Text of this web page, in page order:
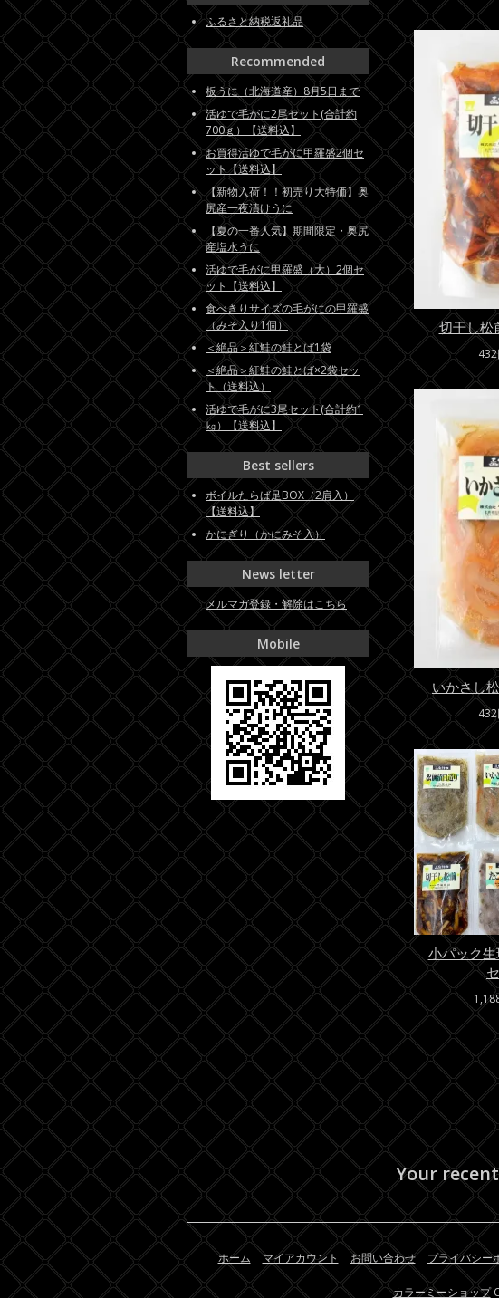
切干し松
いかさし
小パック
Your
ふるさと納税返礼品
Recommended
板うに（北海道産）8月5日まで
活ゆで毛がに2尾セット(合計約
700ｇ）【送料込】
お買得活ゆで毛がに甲羅盛2個セ
ット【送料込】
【新物入荷！！初売り大特価】奥
尻産一夜漬けうに
【夏の一番人気】期間限定・奥尻
産塩水うに
活ゆで毛がに甲羅盛（大）2個セ
ット【送料込】
食べきりサイズの毛がにの甲羅盛
（みそ入り1個）
＜絶品＞紅鮭の鮭とば1袋
＜絶品＞紅鮭の鮭とば×2袋セッ
ト（送料込）
活ゆで毛がに3尾セット(合計約1
㎏）【送料込】
Best sellers
ボイルたらば足BOX（2肩入）
【送料込】
かにぎり（かにみそ入）
News letter
メルマガ登録・解除はこちら
Mobile
ホーム マイアカウント お問い合わせ プライバシー
カラーミーショップ